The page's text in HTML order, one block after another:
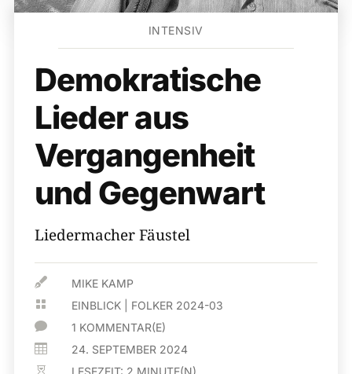
INTENSIV
Demokratische
Lieder aus
Vergangenheit
und Gegenwart
Liedermacher Fäustel
 MIKE KAMP
 EINBLICK FOLKER 2024-03
 1 KOMMENTAR(E)
 24. SEPTEMBER 2024
LESEZEIT: 2 MINUTE(N)